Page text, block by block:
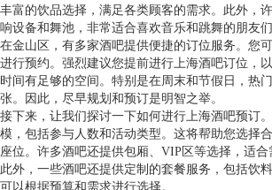
丰富的饮品选择，满足各类顾客的需求。此外，
响设备和舞池，非常适合喜欢音乐和跳舞的朋友们
在金山区，有多家酒吧提供便捷的订位服务。您
进行预约。强烈建议您提前进行上海酒吧订位，
时间有足够的空间。特别是在周末和节假日，热
张。因此，尽早规划和预订是明智之举。
接下来，让我们探讨一下如何进行上海酒吧预订
模，包括参与人数和活动类型。这将帮助您选择
座位。许多酒吧还提供包厢、VIP区等选择，适合
此外，一些酒吧还提供定制的套餐服务，包括饮
可以根据预算和需求进行选择。